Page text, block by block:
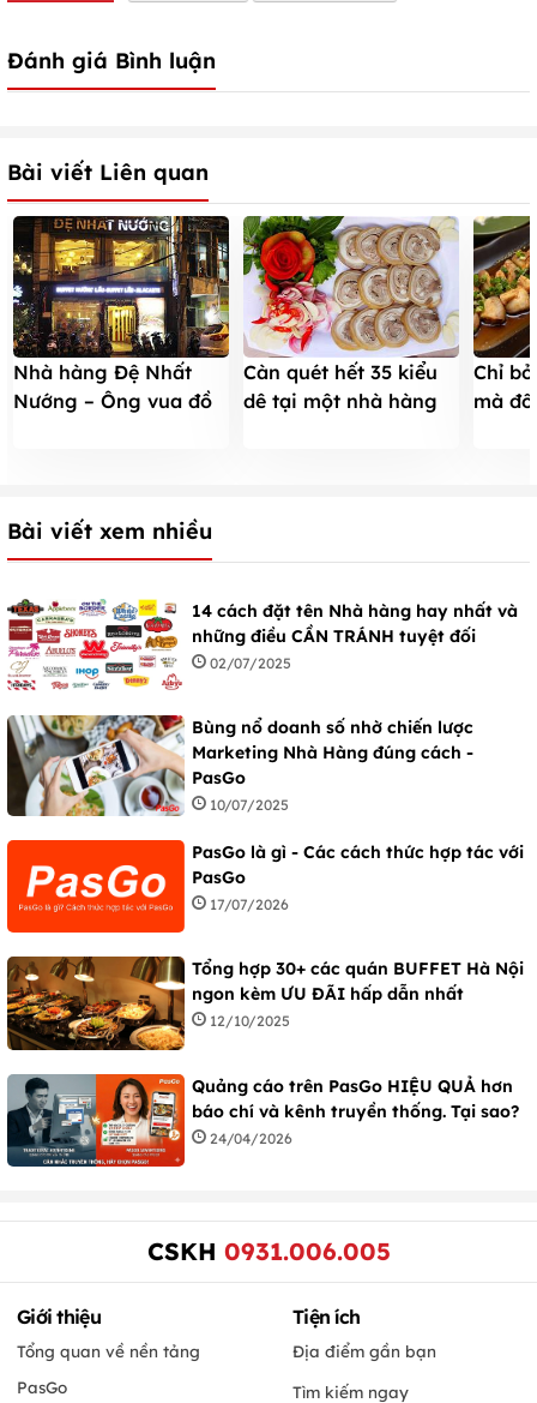
Đánh giá Bình luận
Bài viết Liên quan
Nhà hàng Đệ Nhất
Nướng – Ông vua đồ
Càn quét hết 35 kiểu
dê tại một nhà hàng
Chỉ
mà
Bài viết xem nhiều
14 cách đặt tên Nhà hàng hay nhất và
những điều CẦN TRÁNH tuyệt đối
02/07/2025
Bùng nổ doanh số nhờ chiến lược
Marketing Nhà Hàng đúng cách -
PasGo
10/07/2025
PasGo là gì - Các cách thức hợp tác với
PasGo
17/07/2026
Tổng hợp 30+ các quán BUFFET Hà Nội
ngon kèm ƯU ĐÃI hấp dẫn nhất
12/10/2025
Quảng cáo trên PasGo HIỆU QUẢ hơn
báo chí và kênh truyền thống. Tại sao?
24/04/2026
CSKH 0931.006.005
Giới thiệu
Tổng quan về nền tảng
PasGo
Tiện ích
Địa điểm gần bạn
Tìm kiếm ngay